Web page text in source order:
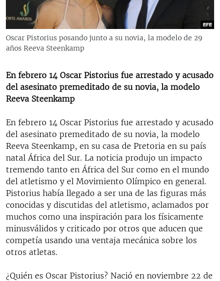
RADIO MARTÍ
ESPECIALES
SER VIEJO EN CUBA
KENTU-CUBANO
DESINFORMACIÓN RUSA EN AMÉRICA LATINA
LA INVASIÓN DE RUSIA A UCRANIA
MULTIMEDIA
SÍGUENOS
Oscar Pistorius posando junto a su novia, la modelo de 29
años Reeva Steenkamp
En febrero 14 Oscar Pistorius fue arrestado y acusado
del asesinato premeditado de su novia, la modelo
Reeva Steenkamp
En febrero 14 Oscar Pistorius fue arrestado y acusado
del asesinato premeditado de su novia, la modelo
Reeva Steenkamp, en su casa de Pretoria en su país
natal África del Sur. La noticia produjo un impacto
tremendo tanto en África del Sur como en el mundo
del atletismo y el Movimiento Olímpico en general.
Pistorius había llegado a ser una de las figuras más
conocidas y discutidas del atletismo, aclamados por
muchos como una inspiración para los físicamente
minusválidos y criticado por otros que aducen que
competía usando una ventaja mecánica sobre los
otros atletas.
¿Quién es Oscar Pistorius? Nació en noviembre 22 de